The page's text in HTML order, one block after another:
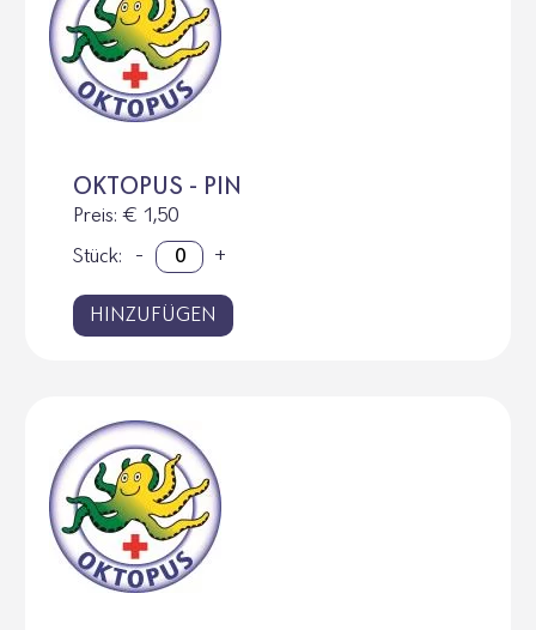
OKTOPUS - PIN
Preis: € 1,50
Stück:
- +
HINZUFÜGEN